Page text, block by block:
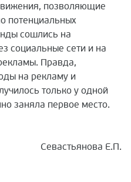
позволяющие
потенциальных
сошлись на
социальные сети и на
Правда,
на рекламу и
только у одной
заняла первое место.
Севастьянова Е.П.